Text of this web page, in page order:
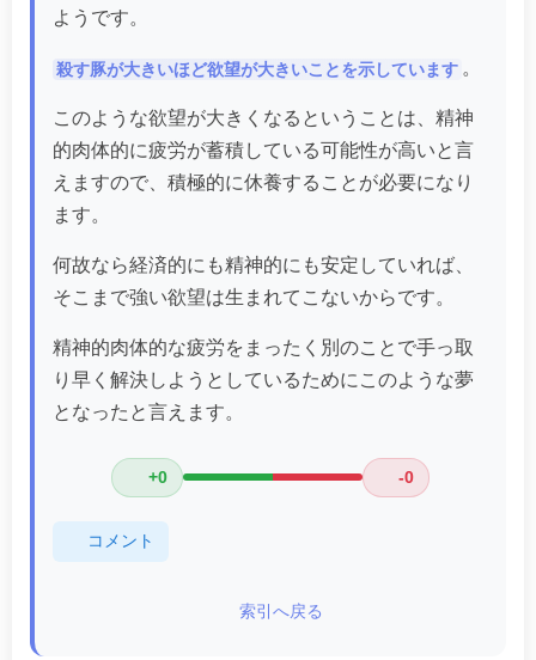
ようです。
殺す豚が大きいほど欲望が大きいことを示しています 。
このような欲望が大きくなるということは、精神
的肉体的に疲労が蓄積している可能性が高いと言
えますので、積極的に休養することが必要になり
ます。
何故なら経済的にも精神的にも安定していれば、
そこまで強い欲望は生まれてこないからです。
精神的肉体的な疲労をまったく別のことで手っ取
り早く解決しようとしているためにこのような夢
となったと言えます。
+0 -0
コメント
索引へ戻る